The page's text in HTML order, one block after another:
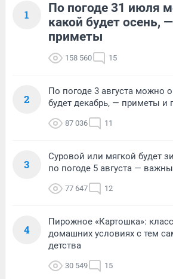
1
По погоде 31 июля
какой будет осень,
приметы
158 560 15
2
По погоде 3 августа можно
будет декабрь, — приметы и
87 036 11
3
Суровой или мягкой будет
по погоде 5 августа —
77 647 12
4
Пирожное «Картошка»:
домашних условиях с тем
детства
30 549 15